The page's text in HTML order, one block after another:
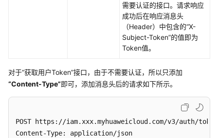
白
书
支
需要认证的接口。请求响应
成功后在响应消息头
（Header）中包含的“X-
Subject-Token”的值即为
Token值。
对于“获取用户Token”接口，由于不需要认证，所以只添加
“Content-Type”即可，添加消息头后的请求如下所示。
POST https://iam.xxx.myhuaweicloud.com/v3/auth/
Content-Type: application/json